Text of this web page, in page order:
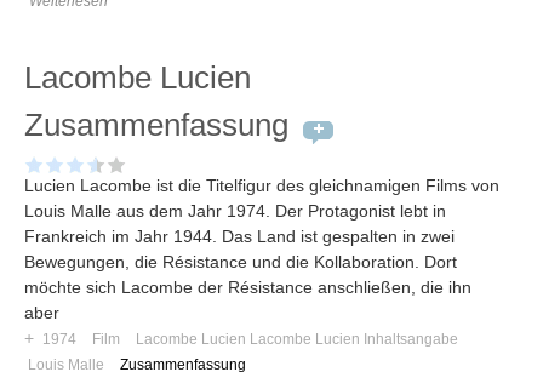
Lacombe Lucien
Zusammenfassung
Lucien Lacombe ist die Titelfigur des gleichnamigen Films von
Louis Malle aus dem Jahr 1974. Der Protagonist lebt in
Frankreich im Jahr 1944. Das Land ist gespalten in zwei
Bewegungen, die Résistance und die Kollaboration. Dort
möchte sich Lacombe der Résistance anschließen, die ihn
aber
+ 1974 Film
Lacombe Lucien Lacombe Lucien Inhaltsangabe
Louis Malle
Zusammenfassung